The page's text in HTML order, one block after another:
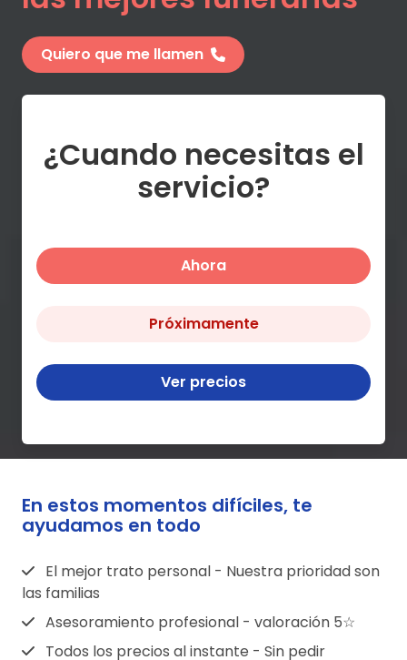
Quiero que me llamen
¿Cuando necesitas el
servicio?
Ahora
Próximamente
Ver precios
En estos momentos difíciles, te
ayudamos en todo
El mejor trato personal - Nuestra prioridad son
las familias
Asesoramiento profesional - valoración 5☆
Todos los precios al instante - Sin pedir